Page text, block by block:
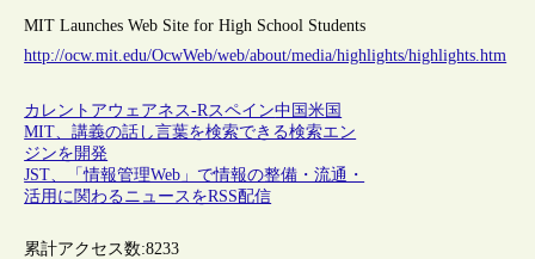
MIT Launches Web Site for High School Students
http://ocw.mit.edu/OcwWeb/web/about/media/highlights/highlights.htm
カレントアウェアネス-Rスペイン中国米国
MIT、講義の話し言葉を検索できる検索エン
ジンを開発
JST、「情報管理Web」で情報の整備・流通・
活用に関わるニュースをRSS配信
累計アクセス数:8233